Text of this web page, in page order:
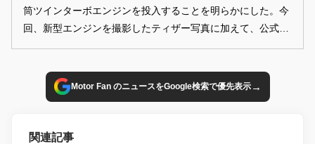
筒ツインターボエンジンを投入することを明らかにした。今
回、新型エンジンを撮影したティザー写真に加えて、公式
Motor Fan のニュースをGoogle検索で優先表示→
関連記事